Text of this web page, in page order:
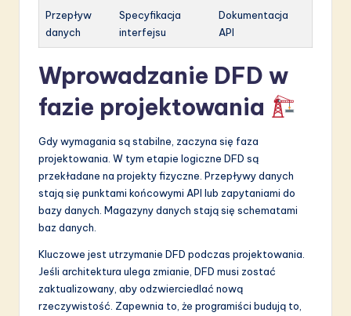
Przepływ
danych
Specyfikacja
interfejsu
Dokumentacja
API
Wprowadzanie DFD w
fazie projektowania
Gdy wymagania są stabilne, zaczyna się faza
projektowania. W tym etapie logiczne DFD są
przekładane na projekty fizyczne. Przepływy danych
stają się punktami końcowymi API lub zapytaniami do
bazy danych. Magazyny danych stają się schematami
baz danych.
Kluczowe jest utrzymanie DFD podczas projektowania.
Jeśli architektura ulega zmianie, DFD musi zostać
zaktualizowany, aby odzwierciedlać nową
rzeczywistość. Zapewnia to, że programiści budują to,